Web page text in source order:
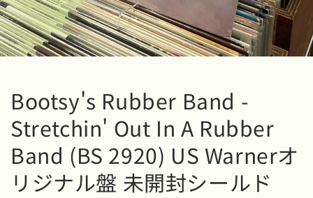
Bootsy's Rubber Band -
Stretchin' Out In A Rubber
Band (BS 2920) US Warnerオ
リジナル盤 未開封シールド